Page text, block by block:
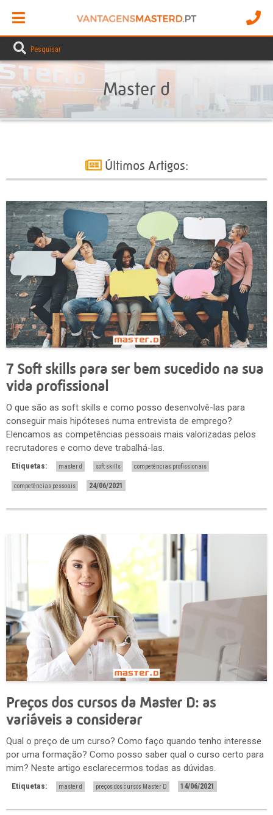
Master d
Últimos Artigos:
7 Soft skills para ser bem sucedido na sua
vida profissional
O que são as soft skills e como posso desenvolvê-las para
conseguir mais hipóteses numa entrevista de emprego?
Elencamos as competências pessoais mais valorizadas pelos
recrutadores e como deve trabalhá-las.
Etiquetas: master d soft skills competências profissionais
competências pessoais 24/06/2021
Preços dos cursos da Master D: as
variáveis a considerar
Qual o preço de um curso? Como faço quando tenho interesse
por uma formação? Como posso saber qual o curso certo para
mim? Neste artigo esclarecermos todas as dúvidas.
Etiquetas: master d preços dos cursos Master D 14/06/2021